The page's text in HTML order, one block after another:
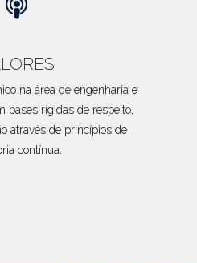
na área de engenharia e
bases rígidas de respeito,
através de princípios de
contínua.